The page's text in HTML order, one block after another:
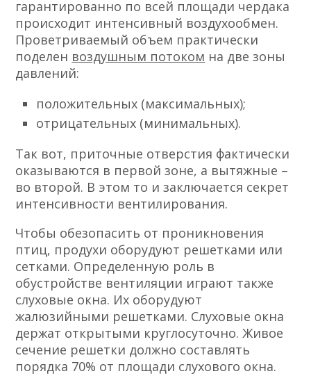
гарантированно по всей площади чердака
происходит интенсивный воздухообмен.
Проветриваемый объем практически
поделен воздушным потоком на две зоны
давлений:
положительных (максимальных);
отрицательных (минимальных).
Так вот, приточные отверстия фактически
оказываются в первой зоне, а вытяжные –
во второй. В этом то и заключается секрет
интенсивности вентилирования.
Чтобы обезопасить от проникновения
птиц, продухи оборудуют решетками или
сетками. Определенную роль в
обустройстве вентиляции играют также
слуховые окна. Их оборудуют
жалюзийными решетками. Слуховые окна
держат открытыми круглосуточно. Живое
сечение решетки должно составлять
порядка 70% от площади слухового окна.